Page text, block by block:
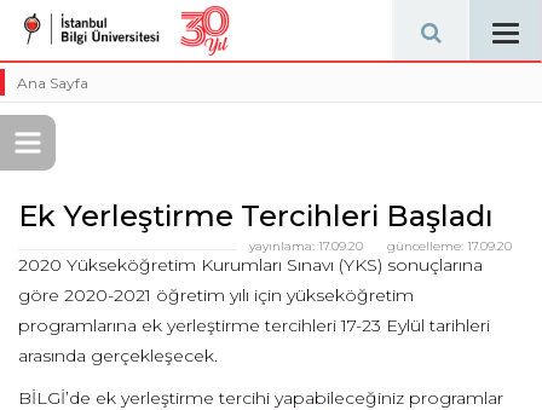
Ana Sayfa
Ek Yerleştirme Tercihleri Başladı
güncelleme: 17.09.20
yayınlama: 17.09.20
2020 Yükseköğretim Kurumları Sınavı (YKS) sonuçlarına
göre 2020-2021 öğretim yılı için yükseköğretim
programlarına ek yerleştirme tercihleri 17-23 Eylül tarihleri
arasında gerçekleşecek.
BİLGİ’de ek yerleştirme tercihi yapabileceğiniz programlar